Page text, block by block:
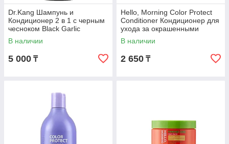
потребителями, поскольку обладает солидным перечнем
весомых преимуществ.
Предлагаемая нами корейская косметика не содержит
воздействие на волосы. Она гипоаллергенна, не вызывает
все, возложенные на них надежды:
придают объем жирным волосам,
делают гладкими и увлажняют сухие волосы,
восстанавливают поврежденные,
Dr.Kang Шампунь и
Кондиционер 2 в 1 с черным
чесноком Black Garlic
Professional Hair Care /
1000мл.
В наличии
5 000 ₸
Hello, Morning Color Protect
Conditioner Кондиционер для
ухода за окрашенными
волосами 300 мл
В наличии
2 650 ₸